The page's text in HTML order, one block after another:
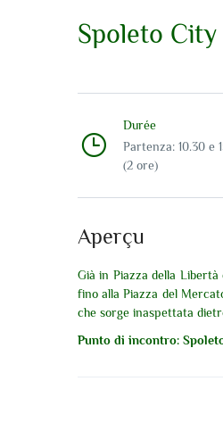
Spoleto City
Durée
Partenza: 10.30 e
(2 ore)
Aperçu
Già in Piazza della Libertà
fino alla Piazza del
che sorge inaspettata
Punto di incontro: